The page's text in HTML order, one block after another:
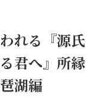
れる『源氏
君へ』所縁
湖編